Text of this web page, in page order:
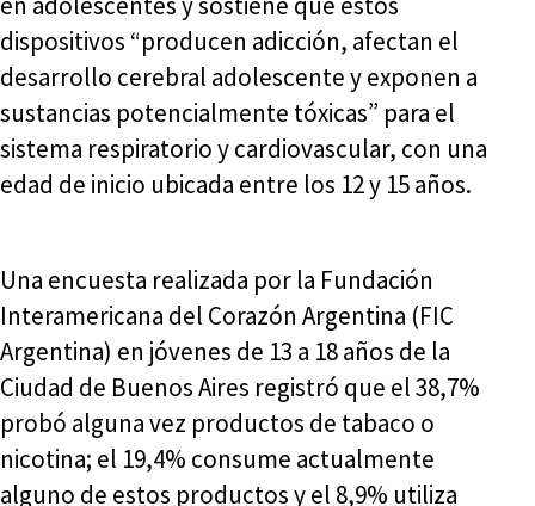
dispositivos “producen adicción, afectan el
desarrollo cerebral adolescente y exponen a
sustancias potencialmente tóxicas” para el
sistema respiratorio y cardiovascular, con una
edad de inicio ubicada entre los 12 y 15 años.
Una encuesta realizada por la Fundación
Interamericana del Corazón Argentina (FIC
Argentina) en jóvenes de 13 a 18 años de la
Ciudad de Buenos Aires registró que el 38,7%
probó alguna vez productos de tabaco o
nicotina; el 19,4% consume actualmente
alguno de estos productos y el 8,9% utiliza